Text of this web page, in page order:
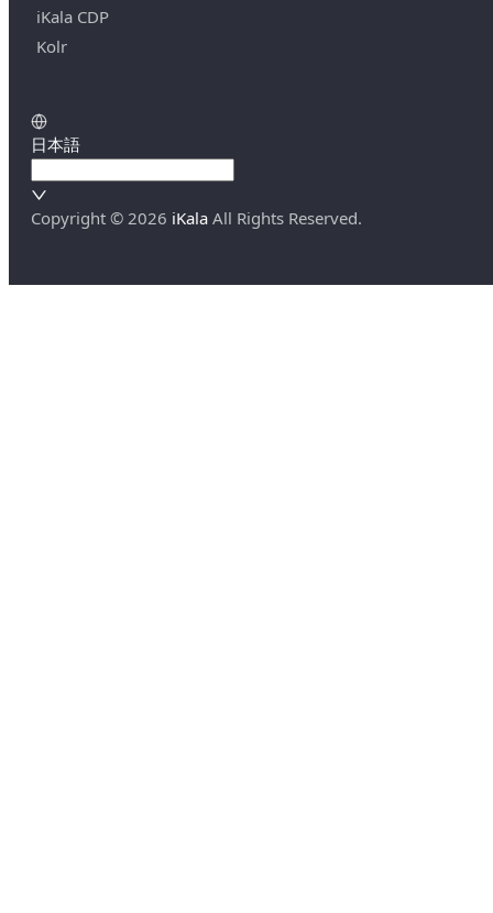
iKala CDP
Kolr
日本語
Copyright © 2026 iKala All Rights Reserved.